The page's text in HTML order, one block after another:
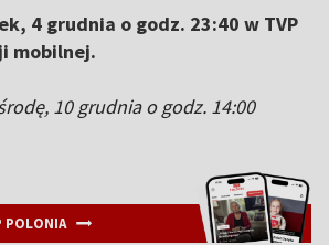
4 grudnia o godz. 23:40 w TVP
mobilnej.
10 grudnia o godz. 14:00
POLONIA